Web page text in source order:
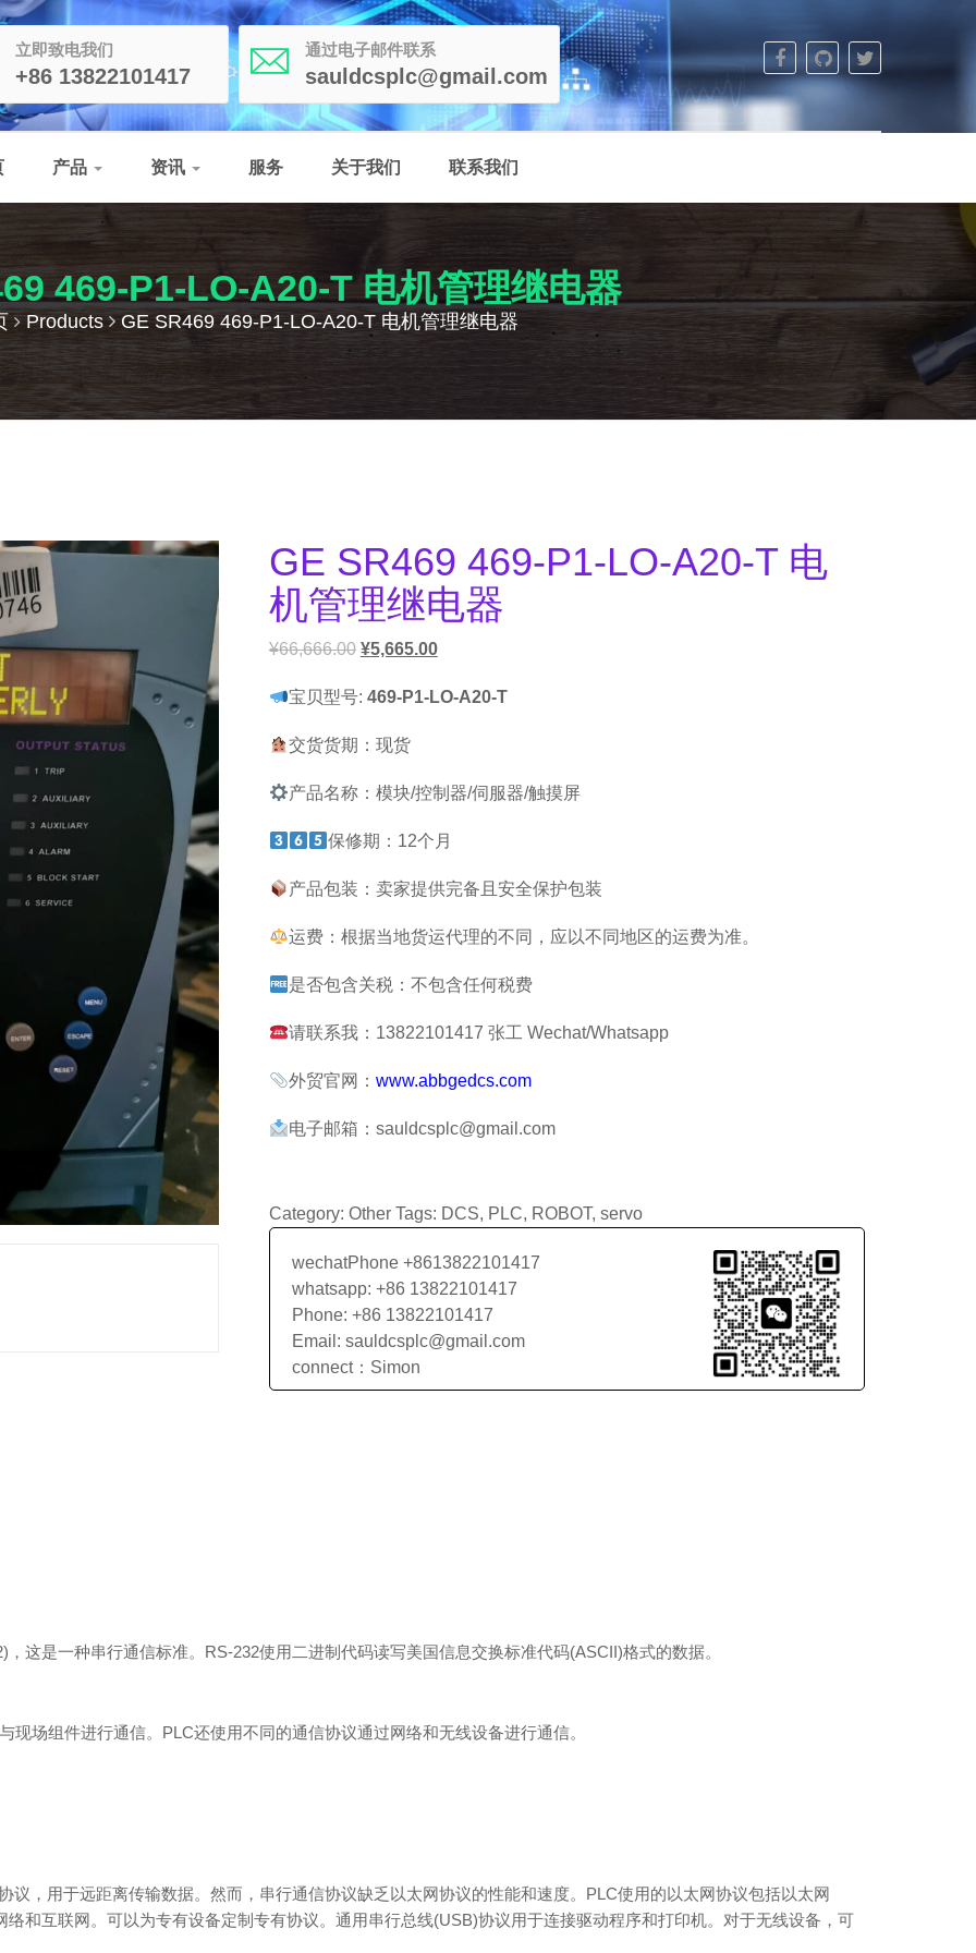
立即致电我们
+86 13822101417
通过电子邮件联系
sauldcsplc@gmail.com
产品 资讯 服务 关于我们 联系我们
469-P1-LO-A20-T 电机管理继电器
Products GE SR469 469-P1-LO-A20-T 电机管理继电器
GE SR469 469-P1-LO-A20-T 电
机管理继电器
¥66,666.00 ¥5,665.00
宝贝型号: 469-P1-LO-A20-T
交货货期：现货
产品名称：模块/控制器/伺服器/触摸屏
保修期：12个月
产品包装：卖家提供完备且安全保护包装
运费：根据当地货运代理的不同，应以不同地区的运费为准。
是否包含关税：不包含任何税费
请联系我：13822101417 张工 Wechat/Whatsapp
外贸官网：www.abbgedcs.com
电子邮箱：sauldcsplc@gmail.com
Category: Other Tags: DCS, PLC, ROBOT, servo
wechatPhone +8613822101417
whatsapp: +86 13822101417
Phone: +86 13822101417
Email: sauldcsplc@gmail.com
connect：Simon
这是一种串行通信标准。RS-232使用二进制代码读写美国信息交换标准代码(ASCII)格式的数据。
场组件进行通信。PLC还使用不同的通信协议通过网络和无线设备进行通信。
议，用于远距离传输数据。然而，串行通信协议缺乏以太网协议的性能和速度。PLC使用的以太网协议包括以太网
和互联网。可以为专有设备定制专有协议。通用串行总线(USB)协议用于连接驱动程序和打印机。对于无线设备，可